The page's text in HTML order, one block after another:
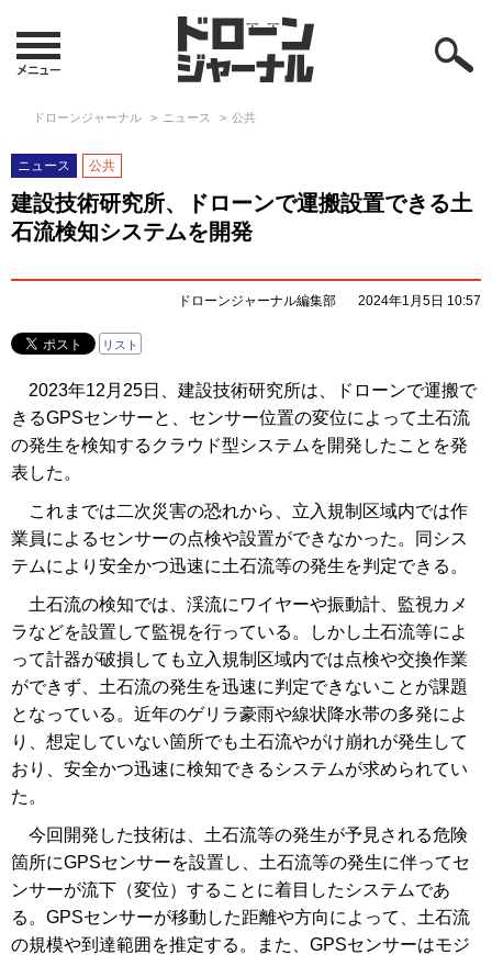
ドローンジャーナル ニュース 公共
ニュース 公共
建設技術研究所、ドローンで運搬設置できる土
石流検知システムを開発
ドローンジャーナル編集部 2024年1月5日 10:57
リスト
2023年12月25日、建設技術研究所は、ドローンで運搬で
きるGPSセンサーと、センサー位置の変位によって土石流
の発生を検知するクラウド型システムを開発したことを発
表した。
これまでは二次災害の恐れから、立入規制区域内では作
業員によるセンサーの点検や設置ができなかった。同シス
テムにより安全かつ迅速に土石流等の発生を判定できる。
土石流の検知では、渓流にワイヤーや振動計、監視カメ
ラなどを設置して監視を行っている。しかし土石流等によ
って計器が破損しても立入規制区域内では点検や交換作業
ができず、土石流の発生を迅速に判定できないことが課題
となっている。近年のゲリラ豪雨や線状降水帯の多発によ
り、想定していない箇所でも土石流やがけ崩れが発生して
おり、安全かつ迅速に検知できるシステムが求められてい
た。
今回開発した技術は、土石流等の発生が予見される危険
箇所にGPSセンサーを設置し、土石流等の発生に伴ってセ
ンサーが流下（変位）することに着目したシステムであ
る。GPSセンサーが移動した距離や方向によって、土石流
の規模や到達範囲を推定する。また、GPSセンサーはモジ